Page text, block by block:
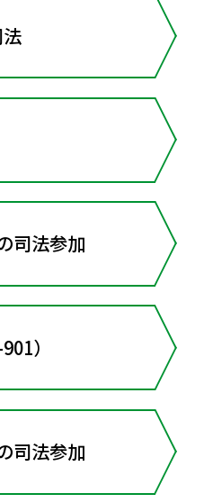
司法参加
）
司法参加